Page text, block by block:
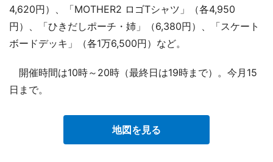
4,620円）、「MOTHER2 ロゴTシャツ」（各4,950
円）、「ひきだしポーチ・姉」（6,380円）、「スケート
ボードデッキ」（各1万6,500円）など。
開催時間は10時～20時（最終日は19時まで）。今月15
日まで。
地図を見る